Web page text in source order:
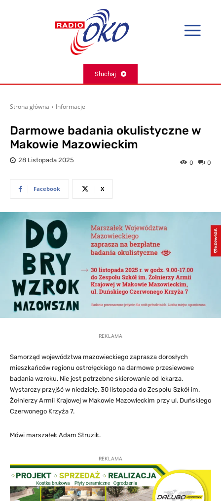
Słuchaj
Strona główna Informacje
Darmowe badania okulistyczne w
Makowie Mazowieckim
28 Listopada 2025 0
0
Facebook X
REKLAMA
Samorząd województwa mazowieckiego zaprasza dorosłych
mieszkańców regionu ostrołęckiego na darmowe przesiewowe
badania wzroku. Nie jest potrzebne skierowanie od lekarza.
Wystarczy przyjść w niedzielę, 30 listopada do Zespołu Szkół im.
Żołnierzy Armii Krajowej w Makowie Mazowieckim przy ul. Duńskiego
Czerwonego Krzyża 7.
Mówi marszałek Adam Struzik.
REKLAMA